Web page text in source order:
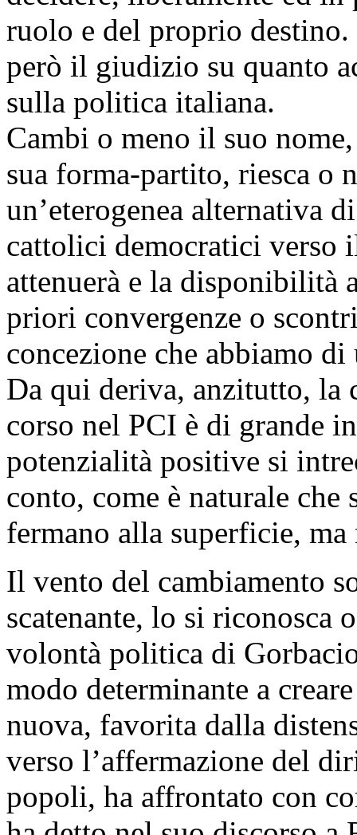
ruolo e del proprio destino.
però il giudizio su quanto
sulla politica italiana.
Cambi o meno il suo
sua forma-partito, riesca o
un’eterogenea alternativa
cattolici democratici verso
attenuerà e la disponibilità
priori convergenze o
concezione che abbiamo
Da qui deriva, anzitutto, la
corso nel PCI è di grande
potenzialità positive si
conto, come è naturale
fermano alla superficie,
Il vento del cambiamento
scatenante, lo si riconosca
volontà politica di
modo determinante a
nuova, favorita dalla
verso l’affermazione del
popoli, ha affrontato con